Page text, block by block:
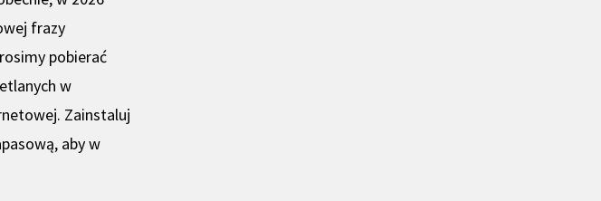
frazy
pobierać
w
Zainstaluj
aby w